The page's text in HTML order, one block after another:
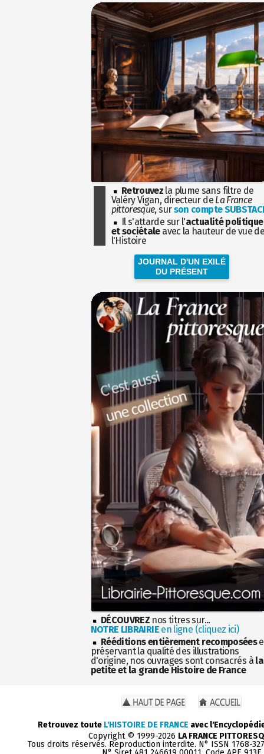
Retrouvez la plume sans filtre de
Valéry Vigan, directeur de La France
pittoresque, surson compte
Il s'attarde sur l'actualité politique
et sociétaleavec la hauteur de vue
l'Histoire
JOURNAL D'UN EXILÉ
DU PRÉSENT
DÉCOUVREZ nos titres sur...
NOTRE LIBRAIRIEen ligne (cliquez ici)
Rééditions entièrement recomposées
préservant la qualité des illustrations
d'origine, nos ouvrages sont consacrés à la
petite et la grande Histoire de France
Retrouvez toute L'HISTOIRE DE FRANCE avec
Copyright © 1999-2026 LA FRANCE
Tous droits réservés. Reproduction interdite. N° ISSN 1768-